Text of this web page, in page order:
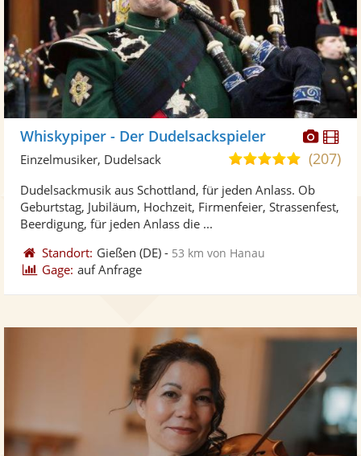
Whiskypiper - Der Dudelsackspieler
5,0
5
Sternen
(207)
Einzelmusiker, Dudelsack
Dudelsackmusik aus Schottland, für jeden Anlass. Ob
Geburtstag, Jubiläum, Hochzeit, Firmenfeier, Strassenfest,
Beerdigung, für jeden Anlass die ...
Standort: Gießen (DE) - 53 km von Hanau
Gage: auf Anfrage